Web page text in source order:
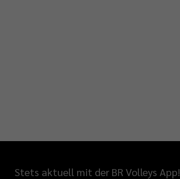
Stets aktuell mit der BR Volleys App!